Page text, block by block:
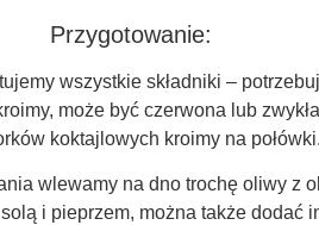
Przygotowanie:
wszystkie składniki –
może być czerwona lub
koktajlowych kroimy na połówki.
wlewamy na dno trochę oliwy z
i pieprzem, można także dodać